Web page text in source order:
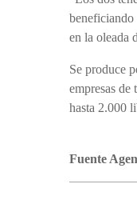
beneficiando
en la oleada
Se produce
empresas de
hasta 2.000
Fuente